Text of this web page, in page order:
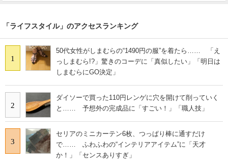
「ライフスタイル」のアクセスランキング
1
50代女性がしまむらの“1490円の服”を着たら…… 「え
っしまむら!?」驚きのコーデに「真似したい」「明日は
しまむらにGO決定」
2
ダイソーで買った110円レンゲに穴を開けて削っていく
と…… 予想外の完成品に「すごい！」「職人技」
3
セリアのミニカーテン6枚、つっぱり棒に通すだけ
で…… ふわふわの“インテリアアイテム”に「天才
か！」「センスありすぎ」